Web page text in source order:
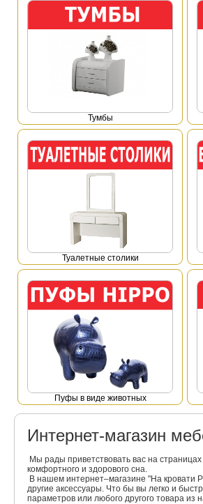
Тумбы
Туалетные столики
Пуфы в виде животных
Интернет-магазин
Мы рады приветствовать вас на
комфортного и здорового сна.
В нашем интернет–магазине "На кровати
другие аксессуары. Что бы вы легко и
параметров или любого другого товара